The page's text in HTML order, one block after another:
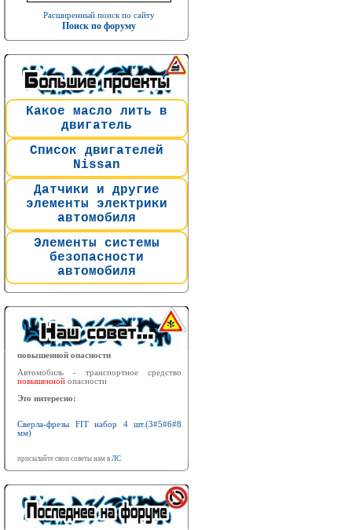
Расширенный поиск по сайту
Поиск по форуму
Какое масло лить в
двигатель
Список двигателей
Nissan
Датчики и другие
элементы электрики
автомобиля
Элементы системы
безопасности
автомобиля
повышенной опасности
Автомобиль - транспортное средство
повышенной опасности
Это интересно:
Сверла-фрезы FIT набор 4 шт.(3#5#6#8
мм)
присылайте свои советы нам в ЛС